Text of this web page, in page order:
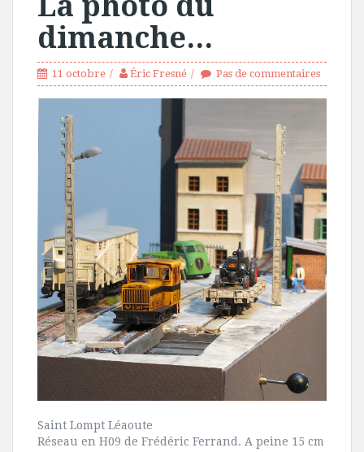
dimanche...
11 octobre Éric Fresné Pas de commentaires
Saint Lompt Léaoute
Réseau en H09 de Frédéric Ferrand. A peine 15 cm